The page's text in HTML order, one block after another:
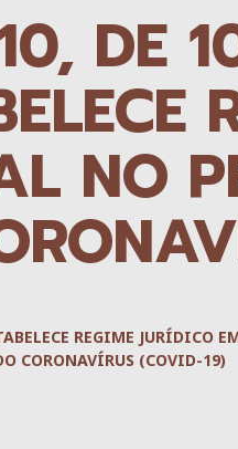
DE
NO
REGIME JURÍDICO
CORONAVÍRUS (COVID-19)